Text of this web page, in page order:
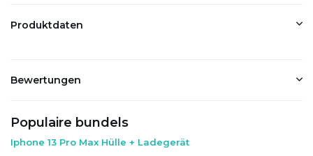
Produktdaten
Bewertungen
Populaire bundels
Iphone 13 Pro Max Hülle + Ladegerät